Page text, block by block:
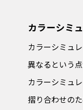
カラーシミ
カラーシミュ
異なるという点
カラーシミュ
摺り合わせの